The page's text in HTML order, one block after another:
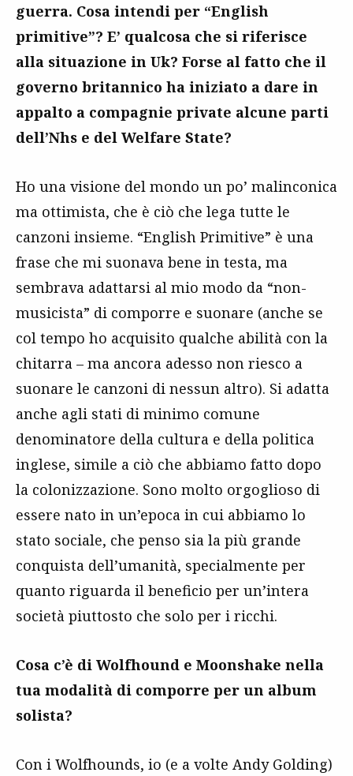
guerra. Cosa intendi per “English
primitive”? E’ qualcosa che si riferisce
alla situazione in Uk? Forse al fatto che il
governo britannico ha iniziato a dare in
appalto a compagnie private alcune parti
dell’Nhs e del Welfare State?
Ho una visione del mondo un po’ malinconica
ma ottimista, che è ciò che lega tutte le
canzoni insieme. “English Primitive” è una
frase che mi suonava bene in testa, ma
sembrava adattarsi al mio modo da “non-
musicista” di comporre e suonare (anche se
col tempo ho acquisito qualche abilità con la
chitarra – ma ancora adesso non riesco a
suonare le canzoni di nessun altro). Si adatta
anche agli stati di minimo comune
denominatore della cultura e della politica
inglese, simile a ciò che abbiamo fatto dopo
la colonizzazione. Sono molto orgoglioso di
essere nato in un’epoca in cui abbiamo lo
stato sociale, che penso sia la più grande
conquista dell’umanità, specialmente per
quanto riguarda il beneficio per un’intera
società piuttosto che solo per i ricchi.
Cosa c’è di Wolfhound e Moonshake nella
tua modalità di comporre per un album
solista?
Con i Wolfhounds, io (e a volte Andy Golding)